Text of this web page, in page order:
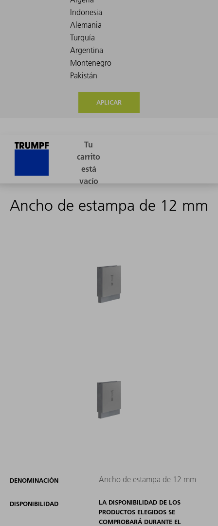
APLICAR
Ancho de estampa de 12 mm
DENOMINACIÓN Ancho de estampa de 12 mm
DISPONIBILIDAD
LA DISPONIBILIDAD DE LOS
PRODUCTOS ELEGIDOS SE
COMPROBARÁ DURANTE EL